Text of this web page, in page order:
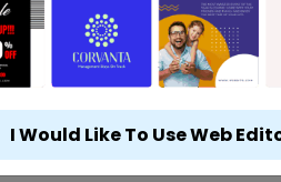
I Would Like To Use Web